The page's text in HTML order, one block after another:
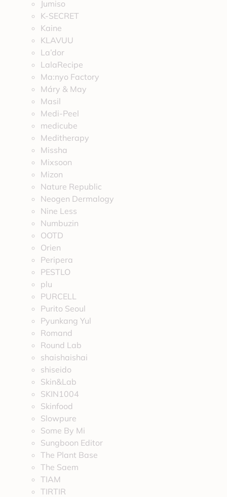
Jumiso
K-SECRET
Kaine
KLAVUU
La’dor
LalaRecipe
Ma:nyo Factory
Máry & May
Masil
Medi-Peel
medicube
Meditherapy
Missha
Mixsoon
Mizon
Nature Republic
Neogen Dermalogy
Nine Less
Numbuzin
OOTD
Orien
Peripera
PESTLO
plu
PURCELL
Purito Seoul
Pyunkang Yul
Romand
Round Lab
shaishaishai
shiseido
Skin&Lab
SKIN1004
Skinfood
Slowpure
Some By Mi
Sungboon Editor
The Plant Base
The Saem
TIAM
TIRTIR